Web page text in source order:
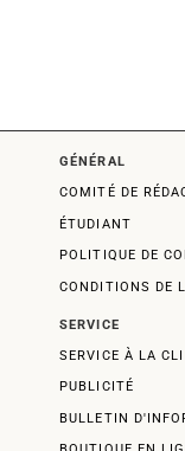
GÉNÉRAL
COMITÉ DE
ÉTUDIANT
POLITIQUE DE
CONDITIONS DE
SERVICE
SERVICE À LA
PUBLICITÉ
BULLETIN